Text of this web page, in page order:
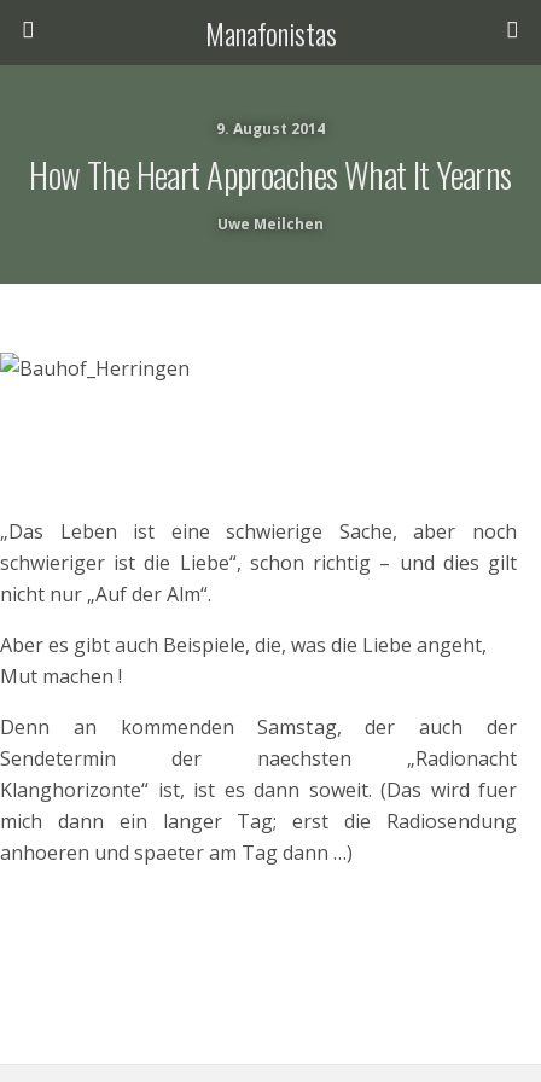
Manafonistas
9. August 2014
How The Heart Approaches What It Yearns
Uwe Meilchen
„Das Leben ist eine schwierige Sache, aber noch
schwieriger ist die Liebe“, schon richtig – und dies gilt
nicht nur „Auf der Alm“.
Aber es gibt auch Beispiele, die, was die Liebe angeht,
Mut machen !
Denn an kommenden Samstag, der auch der
Sendetermin der naechsten „Radionacht
Klanghorizonte“ ist, ist es dann soweit. (Das wird fuer
mich dann ein langer Tag; erst die Radiosendung
anhoeren und spaeter am Tag dann …)